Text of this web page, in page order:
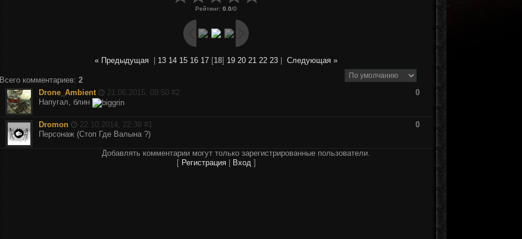
Рейтинг: 0.0/0
« Предыдущая 13 14 15 16 17 [18] 19 20 21 22 23 Следующая »
Всего комментариев: 2
Drone_Ambient
21.06.2015, 09:50 #2
0
Напугал, блин
Dromon 22.10.2014, 22:39 #1
0
Персонаж (Стоп Где Валына ?)
Добавлять комментарии могут только зарегистрированные пользователи.
[ Регистрация| Вход ]